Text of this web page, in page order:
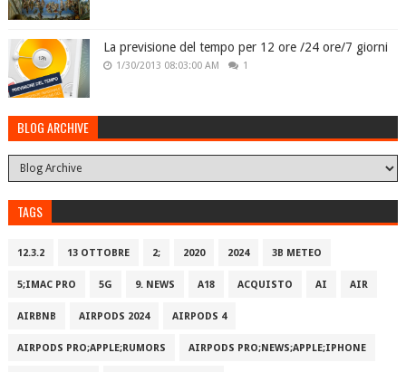
La previsione del tempo per 12 ore /24 ore/7 giorni
1/30/2013 08:03:00 AM 1
BLOG ARCHIVE
TAGS
12.3.2 13 OTTOBRE 2; 2020 2024 3B METEO
5;IMAC PRO 5G 9. NEWS A18 ACQUISTO AI AIR
AIRBNB AIRPODS 2024 AIRPODS 4
AIRPODS PRO;APPLE;RUMORS AIRPODS PRO;NEWS;APPLE;IPHONE